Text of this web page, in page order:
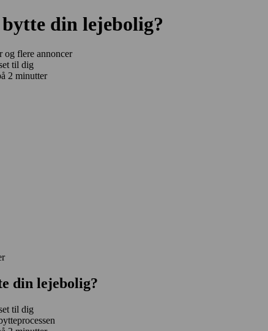
din lejebolig?
og flere annoncer
til dig
2 minutter
din lejebolig?
til dig